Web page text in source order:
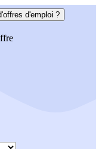
d'emploi ?